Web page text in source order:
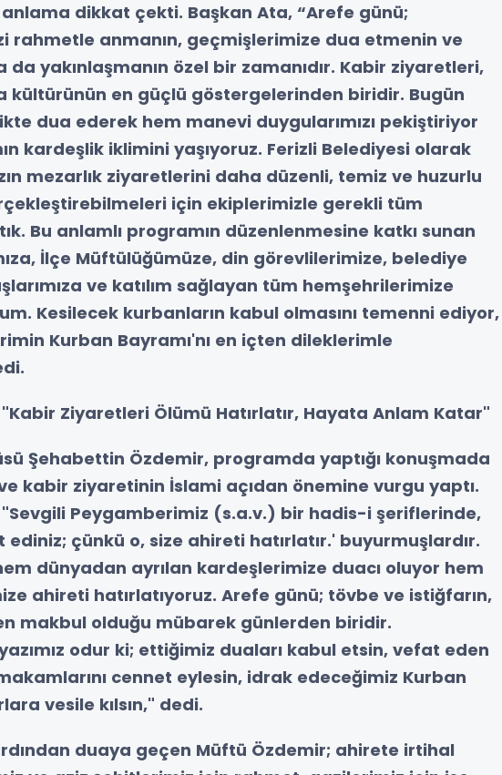
anlama dikkat çekti. Başkan Ata, “Arefe günü;
rahmetle anmanın, geçmişlerimize dua etmenin ve
yakınlaşmanın özel bir zamanıdır. Kabir ziyaretleri,
kültürünün en güçlü göstergelerinden biridir. Bugün
dua ederek hem manevi duygularımızı pekiştiriyor
kardeşlik iklimini yaşıyoruz. Ferizli Belediyesi olarak
mezarlık ziyaretlerini daha düzenli, temiz ve huzurlu
için ekiplerimizle gerekli tüm
Bu anlamlı programın düzenlenmesine katkı sunan
İlçe Müftülüğümüze, din görevlilerimize, belediye
ve katılım sağlayan tüm hemşehrilerimize
Kesilecek kurbanların kabul olmasını temenni ediyor,
Kurban Bayramı'nı en içten dileklerimle
Ziyaretleri Ölümü Hatırlatır, Hayata Anlam Katar"
Şehabettin Özdemir, programda yaptığı konuşmada
kabir ziyaretinin İslami açıdan önemine vurgu yaptı.
Peygamberimiz (s.a.v.) bir hadis-i şeriflerinde,
çünkü o, size ahireti hatırlatır.' buyurmuşlardır.
dünyadan ayrılan kardeşlerimize duacı oluyor hem
ahireti hatırlatıyoruz. Arefe günü; tövbe ve istiğfarın,
makbul olduğu mübarek günlerden biridir.
odur ki; ettiğimiz duaları kabul etsin, vefat eden
cennet eylesin, idrak edeceğimiz Kurban
vesile kılsın," dedi.
duaya geçen Müftü Özdemir; ahirete irtihal